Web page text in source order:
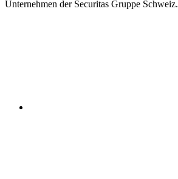
Unternehmen der Securitas Gruppe Schweiz.